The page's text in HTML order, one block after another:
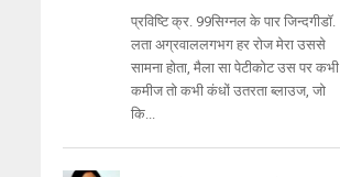
प्रविष्टि क्र. 99सिग्नल के पार जिन्दगीडॉ.
लता अग्रवाललगभग हर रोज मेरा उससे
सामना होता, मैला सा पेटीकोट उस पर कभी
कमीज तो कभी कंधों उतरता ब्लाउज, जो
कि...